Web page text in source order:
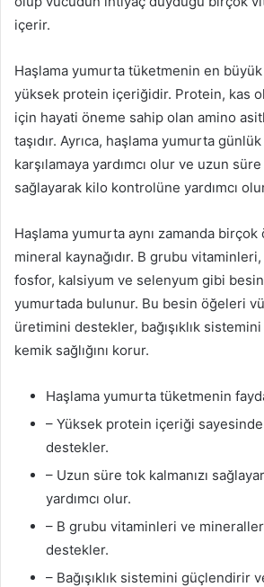
içerir.
Haşlama yumurta tüketmenin en
yüksek protein içeriğidir. Protein, kas
için hayati öneme sahip olan amino
taşıdır. Ayrıca, haşlama yumurta
karşılamaya yardımcı olur ve uzun süre
sağlayarak kilo kontrolüne yardımcı
Haşlama yumurta aynı zamanda
mineral kaynağıdır. B grubu
fosfor, kalsiyum ve selenyum gibi
yumurtada bulunur. Bu besin öğeleri
üretimini destekler, bağışıklık
kemik sağlığını korur.
Haşlama yumurta tüketmenin
– Yüksek protein içeriği sayesinde
destekler.
– Uzun süre tok kalmanızı
yardımcı olur.
– B grubu vitaminleri ve
destekler.
– Bağışıklık sistemini güçlendirir